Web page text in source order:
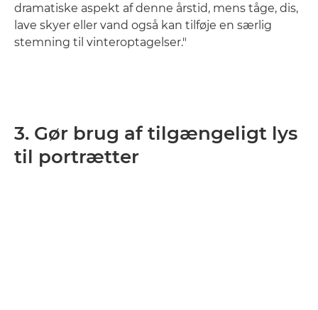
dramatiske aspekt af denne årstid, mens tåge, dis,
lave skyer eller vand også kan tilføje en særlig
stemning til vinteroptagelser."
3. Gør brug af tilgængeligt lys
til portrætter